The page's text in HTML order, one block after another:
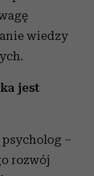
partnerom
danymi
wiedzy
jest
–
rozwój